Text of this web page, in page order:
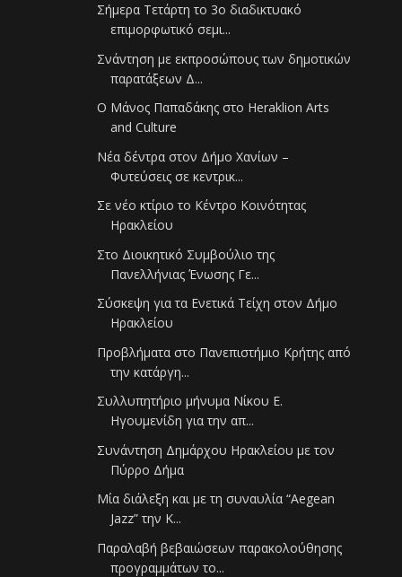
Σήμερα Τετάρτη το 3ο διαδικτυακό
επιμορφωτικό σεμι...
Σνάντηση με εκπροσώπους των δημοτικών
παρατάξεων Δ...
Ο Μάνος Παπαδάκης στο Heraklion Arts
and Culture
Νέα δέντρα στον Δήμο Χανίων –
Φυτεύσεις σε κεντρικ...
Σε νέο κτίριο το Κέντρο Κοινότητας
Ηρακλείου
Στο Διοικητικό Συμβούλιο της
Πανελλήνιας Ένωσης Γε...
Σύσκεψη για τα Ενετικά Τείχη στον Δήμο
Ηρακλείου
Προβλήματα στο Πανεπιστήμιο Κρήτης από
την κατάργη...
Συλλυπητήριο μήνυμα Νίκου Ε.
Ηγουμενίδη για την απ...
Συνάντηση Δημάρχου Ηρακλείου με τον
Πύρρο Δήμα
Μία διάλεξη και με τη συναυλία “Aegean
Jazz” την Κ...
Παραλαβή βεβαιώσεων παρακολούθησης
προγραμμάτων το...